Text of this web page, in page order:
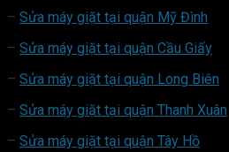
– Sửa máy giặt tại quận Mỹ Đình
– Sửa máy giặt tại quận Cầu Giấy
– Sửa máy giặt tại quận Long Biên
– Sửa máy giặt tại quận Thanh Xuân
– Sửa máy giặt tại quận Tây Hồ